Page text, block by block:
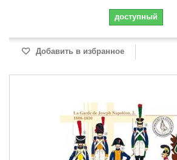
доступный
Добавить в избранное